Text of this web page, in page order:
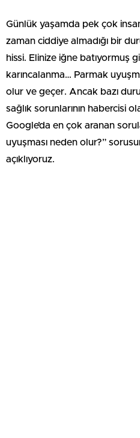
Günlük yaşamda pek çok
zaman ciddiye almadığı bir
hissi. Elinize iğne batıyormuş
karıncalanma… Parmak
olur ve geçer. Ancak bazı
sağlık sorunlarının habercisi
Google’da en çok aranan
uyuşması neden olur?”
açıklıyoruz.